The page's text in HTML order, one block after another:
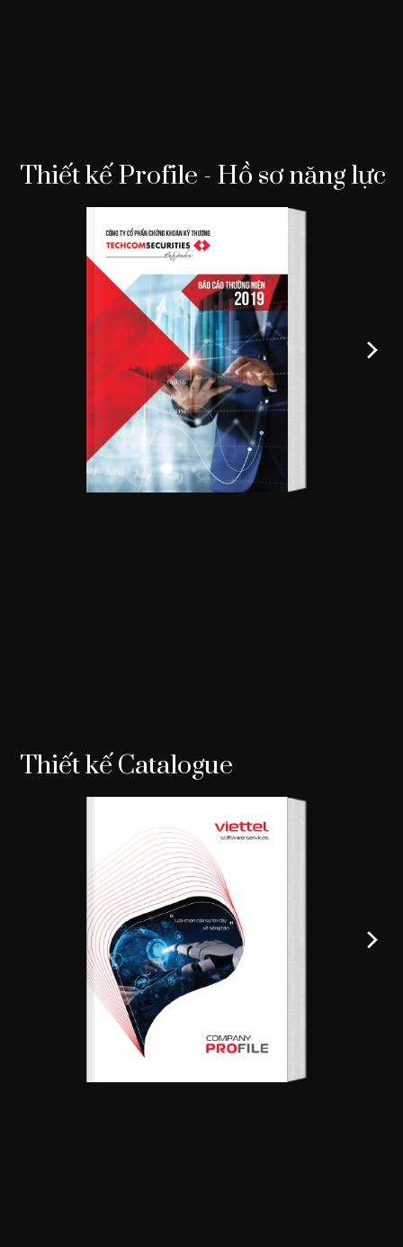
Thiết kế Profile - Hồ sơ năng lực
Thiết kế Catalogue